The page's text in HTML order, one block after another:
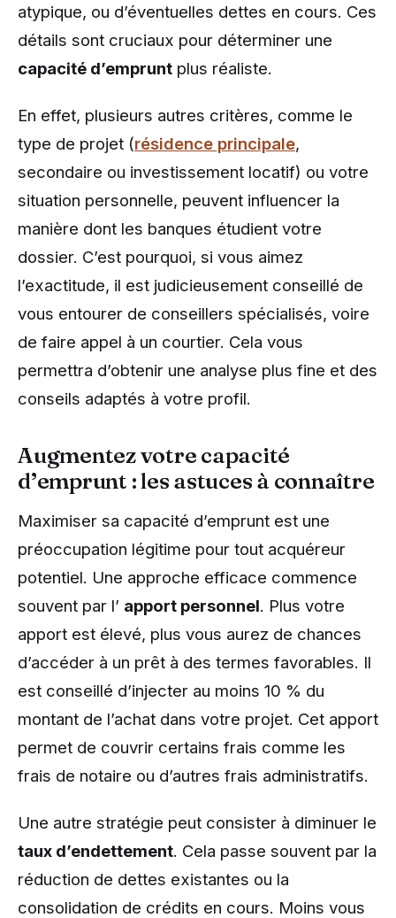
atypique, ou d’éventuelles dettes en cours. Ces
détails sont cruciaux pour déterminer une
capacité d’emprunt plus réaliste.
En effet, plusieurs autres critères, comme le
type de projet (résidence principale,
secondaire ou investissement locatif) ou votre
situation personnelle, peuvent influencer la
manière dont les banques étudient votre
dossier. C’est pourquoi, si vous aimez
l’exactitude, il est judicieusement conseillé de
vous entourer de conseillers spécialisés, voire
de faire appel à un courtier. Cela vous
permettra d’obtenir une analyse plus fine et des
conseils adaptés à votre profil.
Augmentez votre capacité
d’emprunt : les astuces à connaître
Maximiser sa capacité d’emprunt est une
préoccupation légitime pour tout acquéreur
potentiel. Une approche efficace commence
souvent par l’ apport personnel. Plus votre
apport est élevé, plus vous aurez de chances
d’accéder à un prêt à des termes favorables. Il
est conseillé d’injecter au moins 10 % du
montant de l’achat dans votre projet. Cet apport
permet de couvrir certains frais comme les
frais de notaire ou d’autres frais administratifs.
Une autre stratégie peut consister à diminuer le
taux d’endettement. Cela passe souvent par la
réduction de dettes existantes ou la
consolidation de crédits en cours. Moins vous